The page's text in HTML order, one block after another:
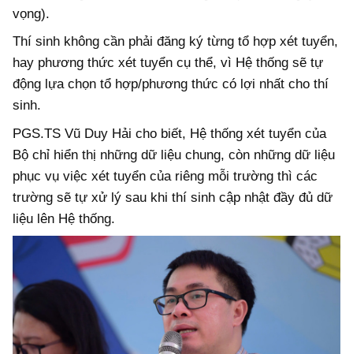
vọng).
Thí sinh không cần phải đăng ký từng tổ hợp xét tuyển,
hay phương thức xét tuyển cụ thể, vì Hệ thống sẽ tự
động lựa chọn tổ hợp/phương thức có lợi nhất cho thí
sinh.
PGS.TS Vũ Duy Hải cho biết, Hệ thống xét tuyển của
Bộ chỉ hiển thị những dữ liệu chung, còn những dữ liệu
phục vụ việc xét tuyển của riêng mỗi trường thì các
trường sẽ tự xử lý sau khi thí sinh cập nhật đầy đủ dữ
liệu lên Hệ thống.